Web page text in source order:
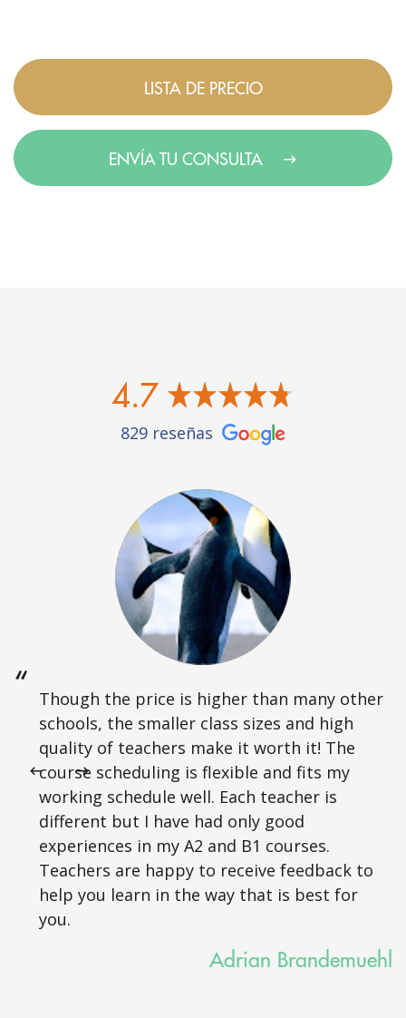
LISTA DE PRECIO
ENVÍA TU CONSULTA
4.7
829 reseñas
Though the price is higher than many other
schools, the smaller class sizes and high
quality of teachers make it worth it! The
course scheduling is flexible and fits my
working schedule well. Each teacher is
different but I have had only good
experiences in my A2 and B1 courses.
Teachers are happy to receive feedback to
help you learn in the way that is best for
you.
Adrian Brandemuehl